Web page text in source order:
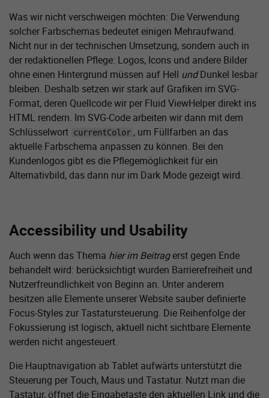
Was wir nicht verschweigen möchten: Die Verwendung
solcher Farbschemas bedeutet einigen Mehraufwand.
Nicht nur in der technischen Umsetzung, sondern auch in
der redaktionellen Pflege: Logos, Icons und andere Bilder
ohne einen Hintergrund müssen auf Hell undDunkel lesbar
bleiben. Deshalb setzen wir stark auf Grafiken im SVG-
Format, deren Quellcode wir per Fluid ViewHelper direkt ins
HTML rendern. Im SVG-Code arbeiten wir dann mit dem
Schlüsselwort currentColor , um Füllfarben an das
aktuelle Farbschema anpassen zu können. Bei den
Kundenlogos gibt es die Pflege­möglichkeit für ein
Alternativbild, das dann nur im Dark Mode gezeigt wird.
Accessibility und Usability
Auch wenn das Thema hier im Beitragerst gegen Ende
behandelt wird: berücksichtigt wurden Barriere­freiheit und
Nutzer­freundlichkeit von Beginn an. Unter anderem
besitzen alle Elemente unserer Website sauber definierte
Focus-Styles zur Tastatur­steuerung. Die Reihenfolge der
Fokussierung ist logisch, aktuell nicht sichtbare Elemente
werden nicht angesteuert.
Die Hauptnavigation ab Tablet aufwärts unterstützt die
Steuerung per Touch, Maus und Tastatur. Nutzt man die
Tastatur, öffnet die Eingabetaste den aktuellen Link und die